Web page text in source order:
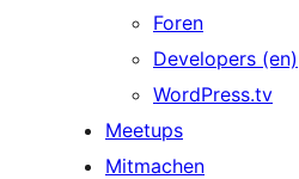
Foren
Developers (en)
WordPress.tv
Meetups
Mitmachen